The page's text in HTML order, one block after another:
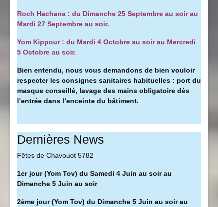
Roch Hachana : du Dimanche 25 Septembre au soir au
Mardi 27 Septembre au soir.
Yom Kippour : du Mardi 4 Octobre au soir au Mercredi
5 Octobre au soir.
Bien entendu, nous vous demandons de bien vouloir
respecter les consignes sanitaires habituelles : port du
masque conseillé, lavage des mains obligatoire dès
l’entrée dans l’enceinte du bâtiment.
Dernières News
Fêtes de Chavouot 5782
1er jour (Yom Tov) du Samedi 4 Juin au soir au
Dimanche 5 Juin au soir
2ème jour (Yom Tov) du Dimanche 5 Juin au soir au